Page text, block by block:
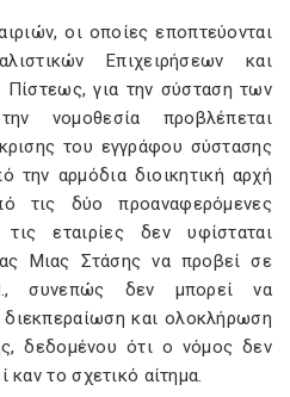
οι οποίες εποπτεύονται
Επιχειρήσεων και
Πίστεως, για την σύσταση των
νομοθεσία προβλέπεται
του εγγράφου σύστασης
την αρμόδια διοικητική αρχή
τις δύο προαναφερόμενες
εταιρίες δεν υφίσταται
Μιας Στάσης να προβεί σε
συνεπώς δεν μπορεί να
διεκπεραίωση και ολοκλήρωση
δεδομένου ότι ο νόμος δεν
καν το σχετικό αίτημα.